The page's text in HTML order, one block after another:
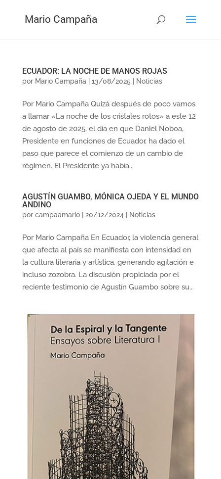
Mario Campaña
ECUADOR: LA NOCHE DE MANOS ROJAS
por Mario Campaña 13/08/2025 Noticias
Por Mario Campaña Quizá después de poco vamos
a llamar «La noche de los cristales rotos» a este 12
de agosto de 2025, el día en que Daniel Noboa,
Presidente en funciones de Ecuador, ha dado el
paso que parece el comienzo de un cambio de
régimen. El Presidente ya había...
AGUSTÍN GUAMBO, MÓNICA OJEDA Y EL MUNDO
ANDINO
por campaamario| 20/12/2024 Noticias
Por Mario Campaña En Ecuador, la violencia general
que afecta al país se manifiesta con intensidad en
la cultura literaria y artística, generando agitación e
incluso zozobra. La discusión propiciada por el
reciente testimonio de Agustín Guambo sobre su...